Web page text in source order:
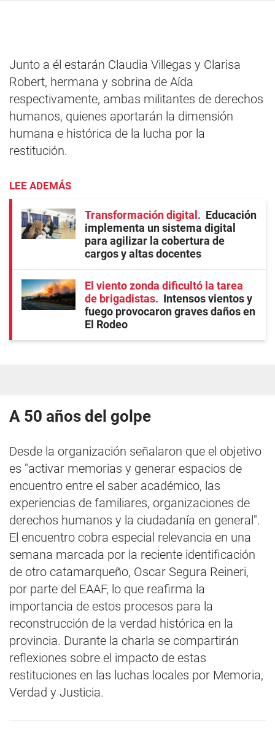
Junto a él estarán Claudia Villegas y Clarisa
Robert, hermana y sobrina de Aída
respectivamente, ambas militantes de derechos
humanos, quienes aportarán la dimensión
humana e histórica de la lucha por la
restitución.
LEE ADEMÁS
Transformación digital
Educación
implementa un sistema digital
para agilizar la cobertura de
cargos y altas docentes
El viento zonda dificultó la tarea
de brigadistas
Intensos vientos y
fuego provocaron graves daños en
El Rodeo
A 50 años del golpe
Desde la organización señalaron que el objetivo
es "activar memorias y generar espacios de
encuentro entre el saber académico, las
experiencias de familiares, organizaciones de
derechos humanos y la ciudadanía en general".
El encuentro cobra especial relevancia en una
semana marcada por la reciente identificación
de otro catamarqueño, Oscar Segura Reineri,
por parte del EAAF, lo que reafirma la
importancia de estos procesos para la
reconstrucción de la verdad histórica en la
provincia. Durante la charla se compartirán
reflexiones sobre el impacto de estas
restituciones en las luchas locales por Memoria,
Verdad y Justicia.